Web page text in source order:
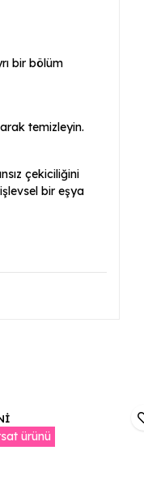
bir bölüm
temizleyin.
çekiciliğini
bir eşya
ürünü